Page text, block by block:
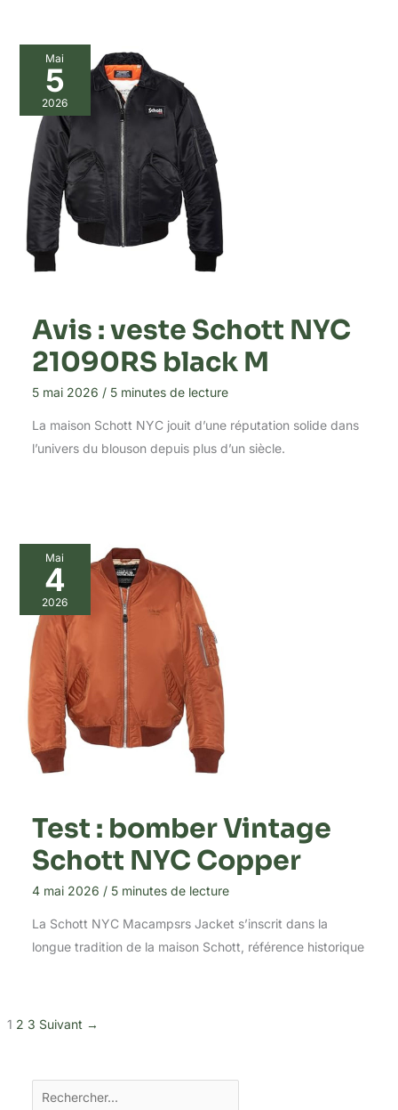
Mai
5
2026
Avis : veste Schott NYC
21090RS black M
5 mai 2026 / 5 minutes de lecture
La maison Schott NYC jouit d’une réputation solide dans
l’univers du blouson depuis plus d’un siècle.
Mai
4
2026
Test : bomber Vintage
Schott NYC Copper
4 mai 2026 / 5 minutes de lecture
La Schott NYC Macampsrs Jacket s’inscrit dans la
longue tradition de la maison Schott, référence historique
1 2 3 Suivant →